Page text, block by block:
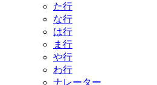
た行
な行
は行
ま行
や行
わ行
ナレーター